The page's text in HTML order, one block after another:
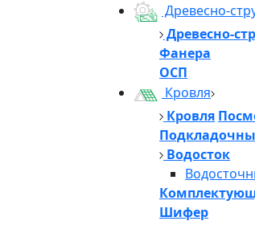
Древесно-
Древесно-
Фанера
ОСП
Кровля
Кровля
Водосток
Шифер